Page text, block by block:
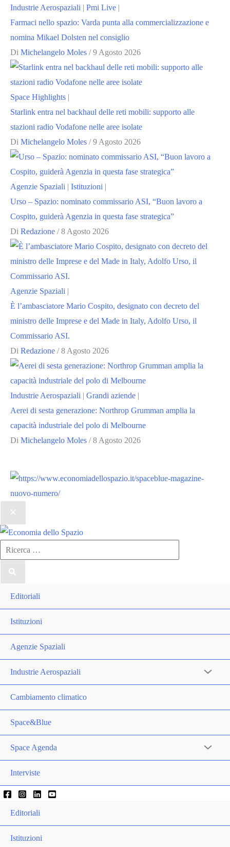
Industrie Aerospaziali | Pmi Live |
Farmaci nello spazio: Varda punta alla commercializzazione e
nomina Mikael Dolsten nel consiglio
Di Michelangelo Moles /9 Agosto 2026
Space Highlights |
Starlink entra nel backhaul delle reti mobili: supporto alle
stazioni radio Vodafone nelle aree isolate
Di Michelangelo Moles /9 Agosto 2026
Agenzie Spaziali | Istituzioni |
Urso – Spazio: nominato commissario ASI, “Buon lavoro a
Cospito, guiderà Agenzia in questa fase strategica”
Di Redazione /8 Agosto 2026
Agenzie Spaziali |
È l’ambasciatore Mario Cospito, designato con decreto del
ministro delle Imprese e del Made in Italy, Adolfo Urso, il
Commissario ASI.
Di Redazione /8 Agosto 2026
Industrie Aerospaziali | Grandi aziende |
Aerei di sesta generazione: Northrop Grumman amplia la
capacità industriale del polo di Melbourne
Di Michelangelo Moles /8 Agosto 2026
Ricerca
per:
Editoriali
Istituzioni
Agenzie Spaziali
Industrie Aerospaziali
Cambiamento climatico
Space&Blue
Space Agenda
Interviste
Editoriali
Istituzioni